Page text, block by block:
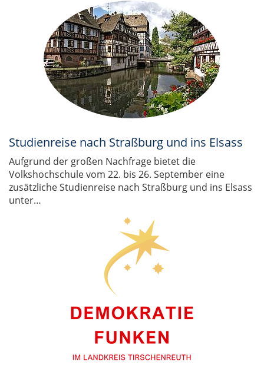
Studienreise nach Straßburg und ins Elsass
Aufgrund der großen Nachfrage bietet die
Volkshochschule vom 22. bis 26. September eine
zusätzliche Studienreise nach Straßburg und ins Elsass
unter…